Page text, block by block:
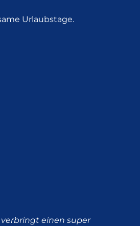
Urlaubstage.
einen super